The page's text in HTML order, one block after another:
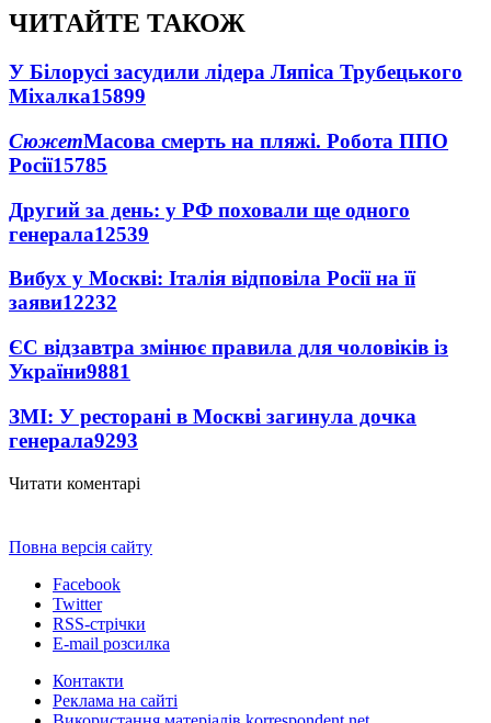
ЧИТАЙТЕ ТАКОЖ
У Білорусі засудили лідера Ляпіса Трубецького
Міхалка15899
СюжетМасова смерть на пляжі. Робота ППО
Росії15785
Другий за день: у РФ поховали ще одного
генерала12539
Вибух у Москві: Італія відповіла Росії на її
заяви12232
ЄС відзавтра змінює правила для чоловіків із
України9881
ЗМІ: У ресторані в Москві загинула дочка
генерала9293
Читати коментарі
Повна версія сайту
Facebook
Twitter
RSS-стрічки
E-mail розсилка
Контакти
Реклама на сайті